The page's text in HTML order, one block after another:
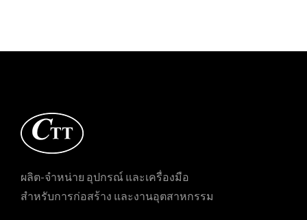
ผลิต-จำหน่าย อุปกรณ์ และเครื่องมือ
สำหรับการก่อสร้าง และงานอุตสาหกรรม